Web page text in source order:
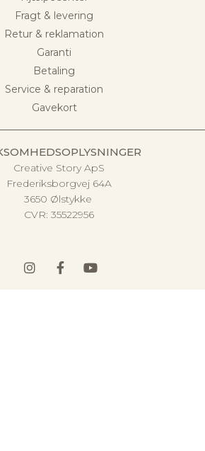
Fragt & levering
Retur & reklamation
Garanti
Betaling
Service & reparation
Gavekort
Creative Story ApS
Frederiksborgvej 64A
3650 Ølstykke
CVR: 35522956